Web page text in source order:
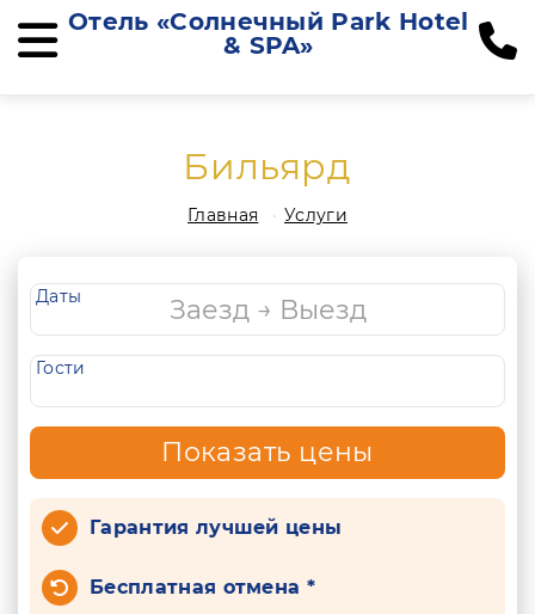
Отель «Солнечный Park Hotel
& SPA»
Бильярд
Главная Услуги
Даты
Гости
Показать цены
Гарантия лучшей цены
Бесплатная отмена *